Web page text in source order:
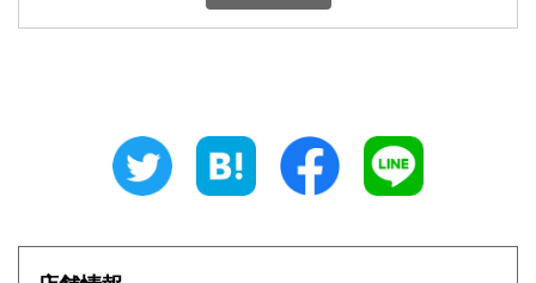
600円 三重県
大阪府